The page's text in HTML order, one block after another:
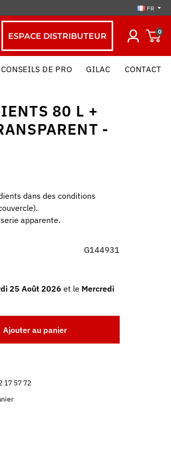
FR
ESPACE DISTRIBUTEUR 0
CONSEILS DE PRO GILAC CONTACT
80 L +
-
dans des conditions
apparente.
G144931
25 Août 2026 et le Mercredi
Ajouter au panier
17 57 72